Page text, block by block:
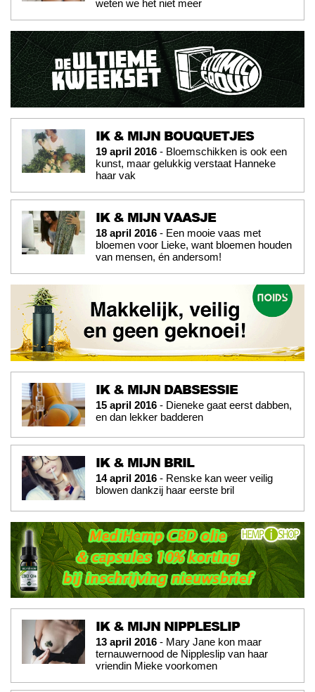
weten we het niet meer
IK & MIJN BOUQUETJES
19 april 2016 - Bloemschikken is ook een
kunst, maar gelukkig verstaat Hanneke
haar vak
IK & MIJN VAASJE
18 april 2016 - Een mooie vaas met
bloemen voor Lieke, want bloemen houden
van mensen, én andersom!
IK & MIJN DABSESSIE
15 april 2016 - Dieneke gaat eerst dabben,
en dan lekker badderen
IK & MIJN BRIL
14 april 2016 - Renske kan weer veilig
blowen dankzij haar eerste bril
IK & MIJN NIPPLESLIP
13 april 2016 - Mary Jane kon maar
ternauwernood de Nippleslip van haar
vriendin Mieke voorkomen